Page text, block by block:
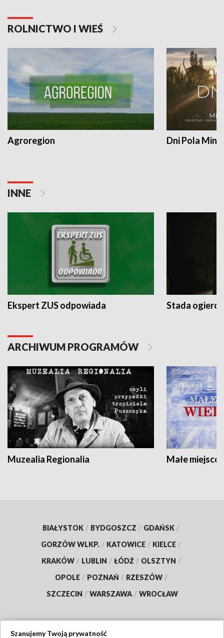
ROLNICTWO I WIEŚ
Agroregion Dni Pola
INNE
Ekspert ZUS odpowiada Stada
ARCHIWUM PROGRAMÓW
Muzealia Regionalia Małe
BIAŁYSTOK / BYDGOSZCZ / GDAŃSK /
GORZÓW WLKP. / KATOWICE / KIELCE /
KRAKÓW / LUBLIN / ŁÓDŹ / OLSZTYN /
OPOLE / POZNAŃ / RZESZÓW /
SZCZECIN / WARSZAWA / WROCŁAW
Szanujemy Twoją prywatność